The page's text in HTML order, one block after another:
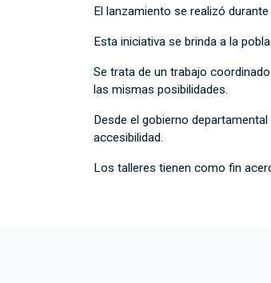
El lanzamiento se realizó
Esta iniciativa se brinda a la
Se trata de un trabajo
las mismas posibilidades.
Desde el gobierno
accesibilidad.
Los talleres tienen como fin